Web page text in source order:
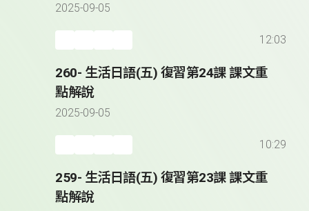
2025-09-05
12:03
260- 生活日語(五) 復習第24課 課文重
點解說
2025-09-05
10:29
259- 生活日語(五) 復習第23課 課文重
點解說